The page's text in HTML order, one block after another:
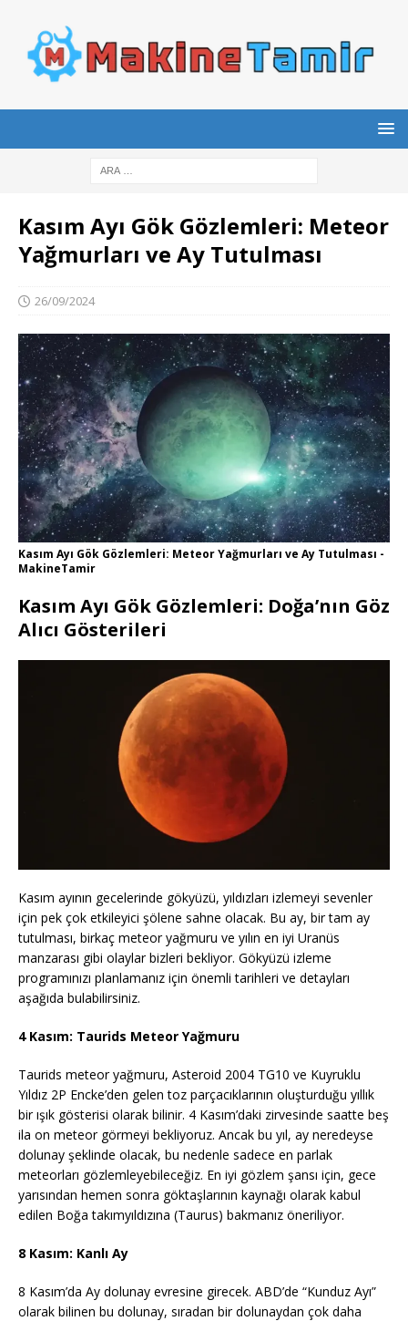
Kasım Ayı Gök Gözlemleri: Meteor
Yağmurları ve Ay Tutulması
26/09/2024
Kasım Ayı Gök Gözlemleri: Meteor Yağmurları ve Ay Tutulması -
MakineTamir
Kasım Ayı Gök Gözlemleri: Doğa’nın Göz
Alıcı Gösterileri
Kasım ayının gecelerinde gökyüzü, yıldızları izlemeyi sevenler
için pek çok etkileyici şölene sahne olacak. Bu ay, bir tam ay
tutulması, birkaç meteor yağmuru ve yılın en iyi Uranüs
manzarası gibi olaylar bizleri bekliyor. Gökyüzü izleme
programınızı planlamanız için önemli tarihleri ve detayları
aşağıda bulabilirsiniz.
4 Kasım: Taurids Meteor Yağmuru
Taurids meteor yağmuru, Asteroid 2004 TG10 ve Kuyruklu
Yıldız 2P Encke’den gelen toz parçacıklarının oluşturduğu yıllık
bir ışık gösterisi olarak bilinir. 4 Kasım’daki zirvesinde saatte beş
ila on meteor görmeyi bekliyoruz. Ancak bu yıl, ay neredeyse
dolunay şeklinde olacak, bu nedenle sadece en parlak
meteorları gözlemleyebileceğiz. En iyi gözlem şansı için, gece
yarısından hemen sonra göktaşlarının kaynağı olarak kabul
edilen Boğa takımyıldızına (Taurus) bakmanız öneriliyor.
8 Kasım: Kanlı Ay
8 Kasım’da Ay dolunay evresine girecek. ABD’de “Kunduz Ayı”
olarak bilinen bu dolunay, sıradan bir dolunaydan çok daha